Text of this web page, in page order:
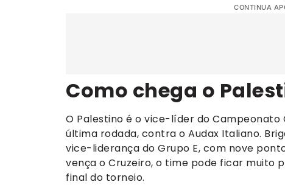
CONTINUA
Como chega o
O Palestino é o vice-líder do Campeonato
última rodada, contra o Audax Italiano.
vice-liderança do Grupo E, com nove
vença o Cruzeiro, o time pode ficar muito
final do torneio.